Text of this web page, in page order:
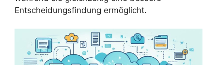
Entscheidungsfindung ermöglicht.